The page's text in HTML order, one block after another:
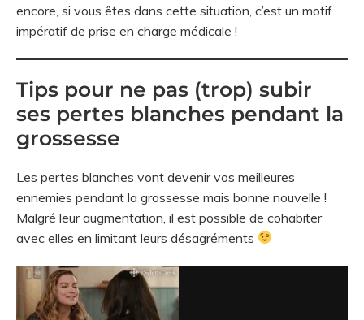
encore, si vous êtes dans cette situation, c’est un motif
impératif de prise en charge médicale !
Tips pour ne pas (trop) subir
ses pertes blanches pendant la
grossesse
Les pertes blanches vont devenir vos meilleures
ennemies pendant la grossesse mais bonne nouvelle !
Malgré leur augmentation, il est possible de cohabiter
avec elles en limitant leurs désagréments